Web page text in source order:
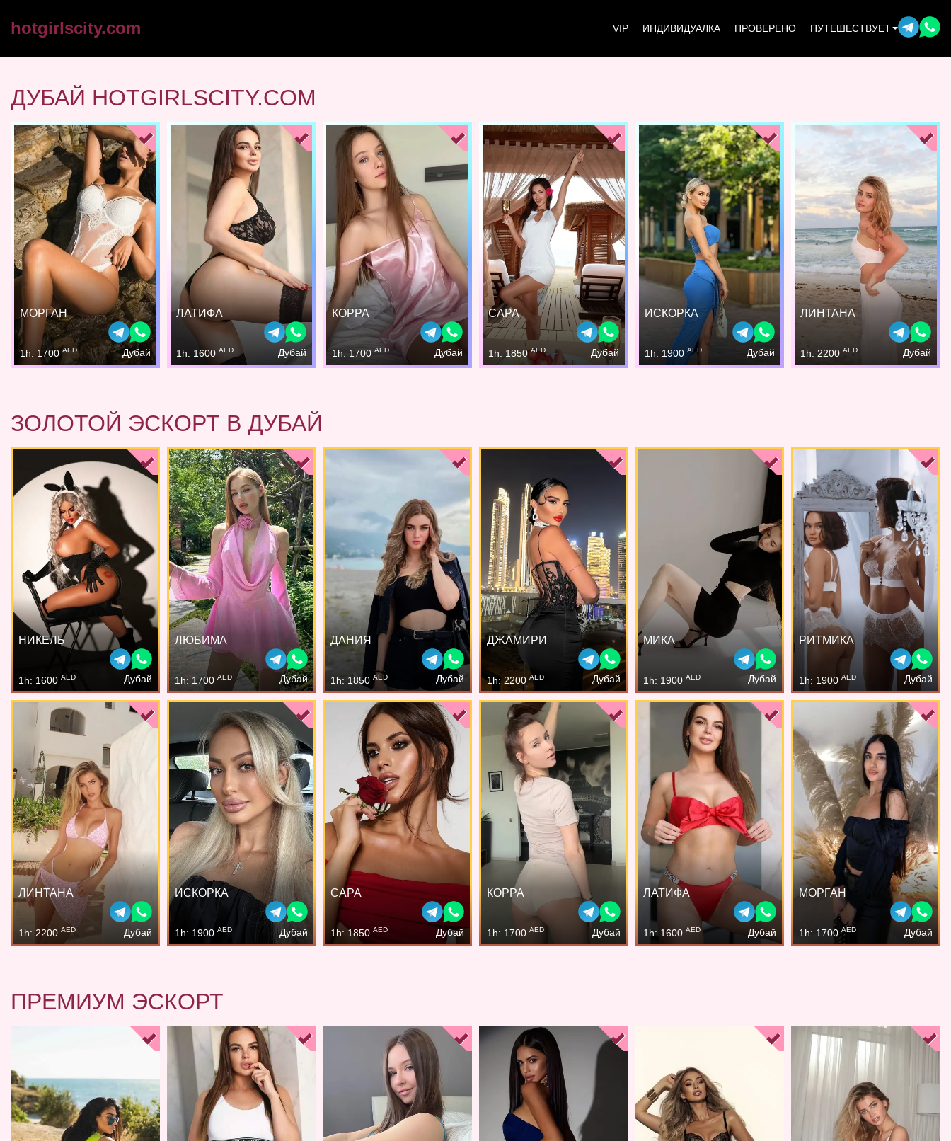
hotgirlscity.com VIP ИНДИВИДУАЛКА ПРОВЕРЕНО ПУТЕШЕСТВУЕТ
ДУБАЙ HOTGIRLSCITY.COM
МОРГАН
1h: 1700 AED Дубай
ЛАТИФА
1h: 1600 AED Дубай
КОРРА
1h: 1700AED Дубай
САРА
1h: 1850AED Дубай
ИСКОРКА
1h: 1900 AED Дубай
ЛИНТАНА
1h: 2200AED Дубай
ЗОЛОТОЙ ЭСКОРТ В ДУБАЙ
НИКЕЛЬ
1h: 1600 AED Дубай
ЛЮБИМА
1h: 1700 AED Дубай
ДАНИЯ
1h: 1850AED Дубай
ДЖАМИРИ
1h: 2200 AED Дубай
МИКА
1h: 1900 AED Дубай
РИТМИКА
1h: 1900AED Дубай
ЛИНТАНА
1h: 2200 AED Дубай
ИСКОРКА
1h: 1900 AED Дубай
САРА
1h: 1850AED Дубай
КОРРА
1h: 1700 AED Дубай
ЛАТИФА
1h: 1600 AED Дубай
МОРГАН
1h: 1700AED Дубай
ПРЕМИУМ ЭСКОРТ